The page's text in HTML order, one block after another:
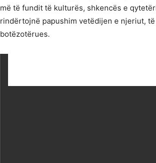
më të fundit të kulturës, shkencës e
rindërtojnë papushim vetëdijen e njeriut,
botëzotërues.